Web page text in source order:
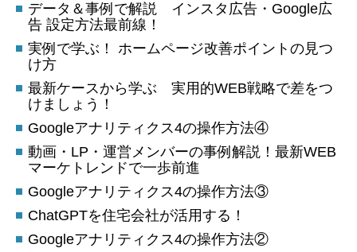
データ＆事例で解説 インスタ広告・Google広
告 設定方法最前線！
実例で学ぶ！ ホームページ改善ポイントの見つ
け方
最新ケースから学ぶ 実用的WEB戦略で差をつ
けましょう！
Googleアナリティクス4の操作方法④
動画・LP・運営メンバーの事例解説！最新WEB
マーケトレンドで一歩前進
Googleアナリティクス4の操作方法③
ChatGPTを住宅会社が活用する！
Googleアナリティクス4の操作方法②